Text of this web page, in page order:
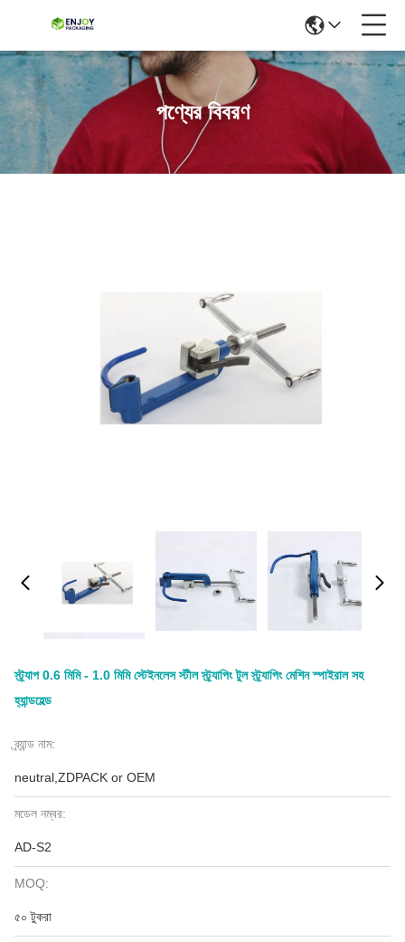
পণ্যের বিবরণ
স্ট্র্যাপ 0.6 মিমি - 1.0 মিমি স্টেইনলেস স্টীল স্ট্র্যাপিং টুল স্ট্র্যাপিং মেশিন স্পাইরাল সহ
হ্যান্ডহেল্ড
ব্র্যান্ড নাম:
neutral,ZDPACK or OEM
মডেল নম্বর:
AD-S2
MOQ:
৫০ টুকরা